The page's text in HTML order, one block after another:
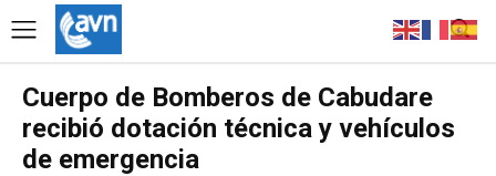
Cuerpo de Bomberos de Cabudare
recibió dotación técnica y vehículos
de emergencia